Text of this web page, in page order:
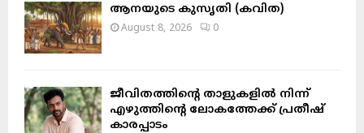
o
r
:
ആനയുടെ കുസൃതി (കവിത)
August 8, 2026 0
ജീവിതത്തിന്റെ താളുകളിൽ നിന്ന്
എഴുത്തിന്റെ ലോകത്തേക്ക് പ്രതീഷ്
കാരപ്പാടം